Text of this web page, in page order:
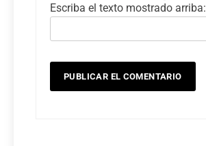
Escriba el texto mostrado arriba: